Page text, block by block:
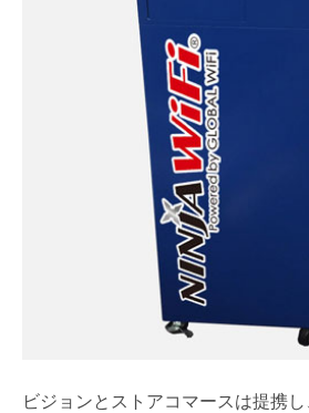
ビジョンとストアコマースは提携